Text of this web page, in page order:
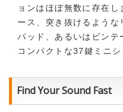
ョンはほぼ無数に存在
ース、突き抜けるような
パッド、あるいはビン
コンパクトな37鍵ミニ
Find Your Sound Fast